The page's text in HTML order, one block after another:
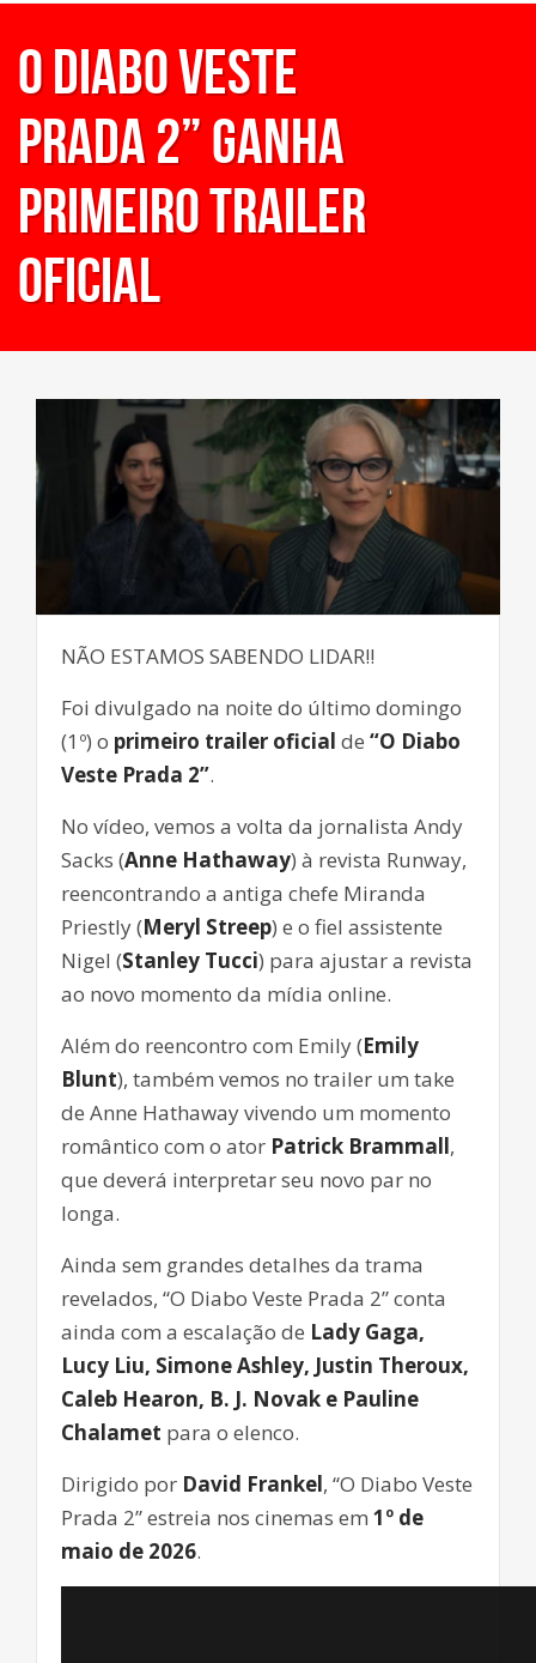
O Diabo Veste
Prada 2” ganha
primeiro trailer
oficial
NÃO ESTAMOS SABENDO LIDAR!!
Foi divulgado na noite do último domingo
(1º) o primeiro trailer oficial de “O Diabo
Veste Prada 2”.
No vídeo, vemos a volta da jornalista Andy
Sacks (Anne Hathaway) à revista Runway,
reencontrando a antiga chefe Miranda
Priestly (Meryl Streep) e o fiel assistente
Nigel (Stanley Tucci) para ajustar a revista
ao novo momento da mídia online.
Além do reencontro com Emily (Emily
Blunt), também vemos no trailer um take
de Anne Hathaway vivendo um momento
romântico com o ator Patrick Brammall,
que deverá interpretar seu novo par no
longa.
Ainda sem grandes detalhes da trama
revelados, “O Diabo Veste Prada 2” conta
ainda com a escalação de Lady Gaga,
Lucy Liu, Simone Ashley, Justin Theroux,
Caleb Hearon, B. J. Novak e Pauline
Chalamet para o elenco.
Dirigido por David Frankel, “O Diabo Veste
Prada 2” estreia nos cinemas em 1º de
maio de 2026.